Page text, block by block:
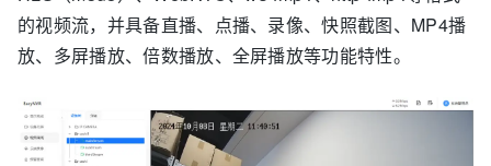
else if
(renderFormat == RENDER_FORMAT_UYVY)
nBpp    = 16
RENDER_FORMAT_X8R8G8B8)    nBpp    = 32 ;
//ok
else
if (renderFormat ==
的视频流，并具备直播、点播、录像、快照截图、MP4播
放、多屏播放、倍数播放、全屏播放等功能特性。